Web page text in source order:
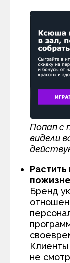
Попап с
видели
Бренд
не